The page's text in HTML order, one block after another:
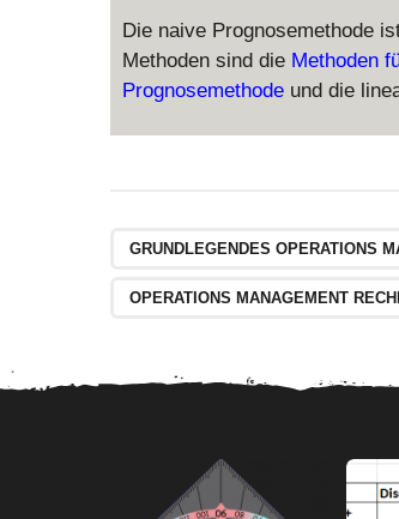
Die naive Prognosemethode
Methoden sind die Methoden
Prognosemethode und die
GRUNDLEGENDES OPERATIONS
OPERATIONS MANAGEMENT